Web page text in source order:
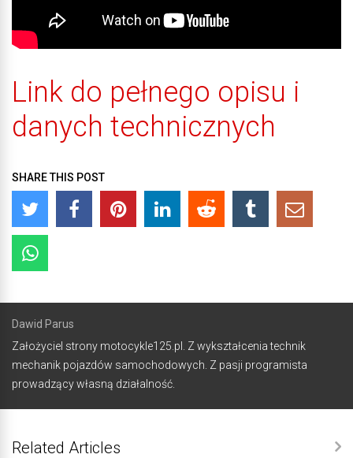
Link do pełnego opisu i
danych technicznych
SHARE THIS POST
Dawid Parus
Założyciel strony motocykle125.pl. Z wykształcenia technik
mechanik pojazdów samochodowych. Z pasji programista
prowadzący własną działalność.
Related Articles